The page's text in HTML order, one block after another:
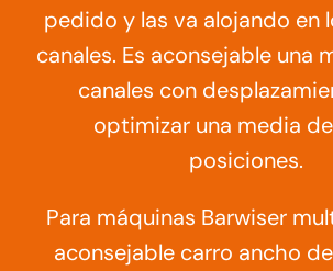
pedido y las va alojando en
canales. Es aconsejable una
canales con
optimizar una media
posiciones.
Para máquinas Barwiser
aconsejable carro ancho de